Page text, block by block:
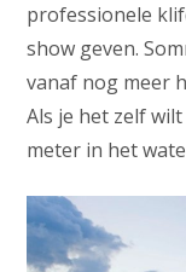
professionele
show geven.
vanaf nog meer
Als je het zelf
meter in het